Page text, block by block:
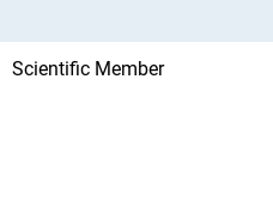
Scientific Member